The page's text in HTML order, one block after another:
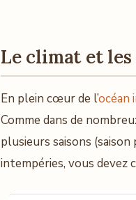
Le climat et les
En plein cœur de l’océan
Comme dans de
plusieurs saisons
intempéries, vous devez